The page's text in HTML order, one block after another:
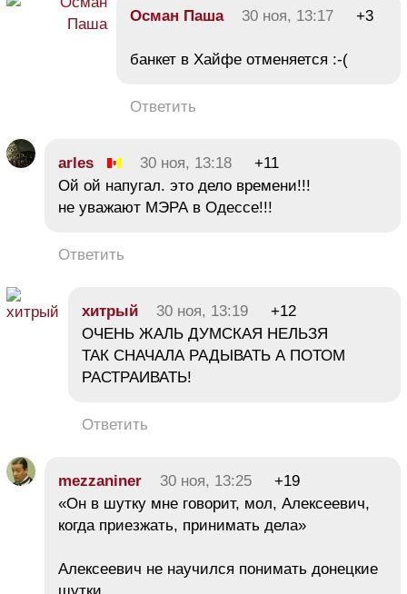
Осман Паша 30 ноя, 13:17 +3
банкет в Хайфе отменяется :-(
Ответить
arles 30 ноя, 13:18
+11
Ой ой напугал. это дело времени!!!
не уважают МЭРА в Одессе!!!
Ответить
хитрый 30 ноя, 13:19
+12
ОЧЕНЬ ЖАЛЬ ДУМСКАЯ НЕЛЬЗЯ
ТАК СНАЧАЛА РАДЫВАТЬ А ПОТОМ
РАСТРАИВАТЬ!
Ответить
mezzaniner 30 ноя, 13:25
+19
«Он в шутку мне говорит, мол, Алексеевич,
когда приезжать, принимать дела»
Алексеевич не научился понимать донецкие
шутки